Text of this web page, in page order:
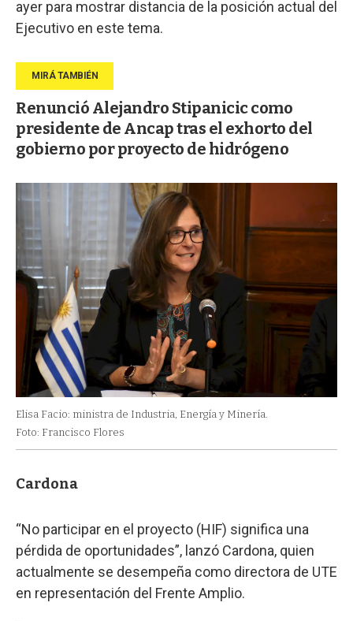
ayer para mostrar distancia de la posición actual del
Ejecutivo en este tema.
Renunció Alejandro Stipanicic como
presidente de Ancap tras el exhorto del
gobierno por proyecto de hidrógeno
Elisa Facio: ministra de Industria, Energía y Minería.
Foto: Francisco Flores
Cardona
“No participar en el proyecto (HIF) significa una
pérdida de oportunidades”, lanzó Cardona, quien
actualmente se desempeña como directora de UTE
en representación del Frente Amplio.